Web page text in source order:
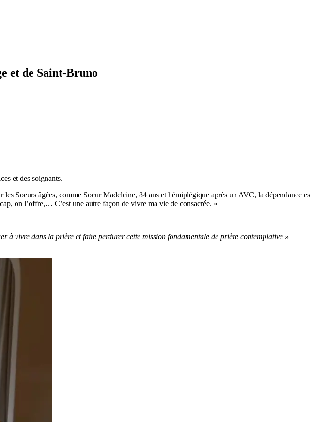
et de Saint-Bruno
et des soignants.
Soeurs âgées, comme Soeur Madeleine, 84 ans et hémiplégique après un AVC, la dépendance est
on l’offre,… C’est une autre façon de vivre ma vie de consacrée. »
à vivre dans la prière et faire perdurer cette mission fondamentale de prière contemplative »